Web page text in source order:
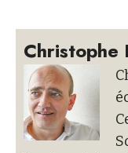
Christophe